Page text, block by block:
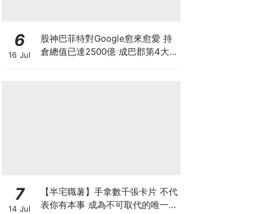
6
16 Jul
股神巴菲特對Google愈來愈愛 持
倉總值已達2500億 成巴郡第4大
7
14 Jul
【半宅職薯】手拿數千張卡片 不代
表你有本事 成為不可取代的唯一中